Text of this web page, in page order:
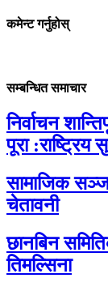
कमेन्ट गर्नुहोस्
सम्बन्धित समाचार
निर्वाचन
पूरा :राष्ट्रिय
सामाजिक
चेतावनी
छानबिन
तिमल्सिना